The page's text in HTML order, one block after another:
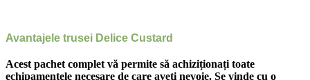
Avantajele trusei Delice Custard
Acest pachet complet vă permite să achiziționați toate
echipamentele necesare de care aveți nevoie. Se vinde cu o